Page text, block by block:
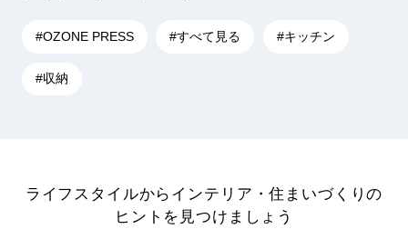
#OZONE PRESS #すべて見る #キッチン
#収納
ライフスタイルからインテリア・住まいづくりの
ヒントを見つけましょう